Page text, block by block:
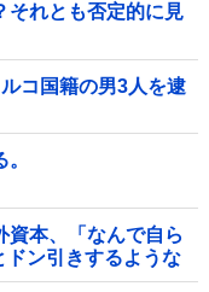
それとも否定的に見
コ国籍の男3人を逮
資本、「なんで自ら
ドン引きするような